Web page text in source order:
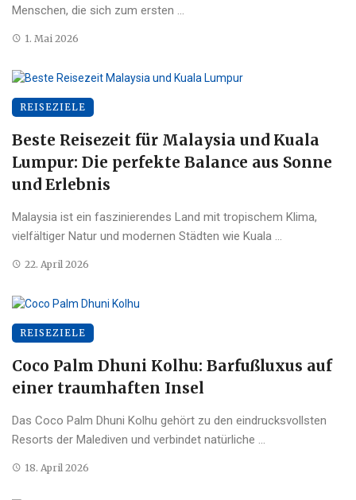
Menschen, die sich zum ersten ...
1. Mai 2026
REISEZIELE
Beste Reisezeit für Malaysia und Kuala
Lumpur: Die perfekte Balance aus Sonne
und Erlebnis
Malaysia ist ein faszinierendes Land mit tropischem Klima,
vielfältiger Natur und modernen Städten wie Kuala ...
22. April 2026
REISEZIELE
Coco Palm Dhuni Kolhu: Barfußluxus auf
einer traumhaften Insel
Das Coco Palm Dhuni Kolhu gehört zu den eindrucksvollsten
Resorts der Malediven und verbindet natürliche ...
18. April 2026